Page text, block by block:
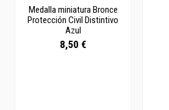
Medalla miniatura Bronce
Protección Civil Distintivo
Azul
8,50 €